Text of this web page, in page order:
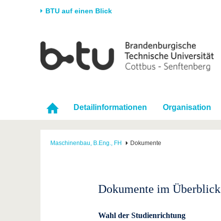
BTU auf einen Blick
Universität
Karriere & Engagement
Partnerschaften &
Strukturwandel
Forschung
Förderung
Wissenschaftlicher
Nachwuchs
Im
Detailinformationen Organisation
Maschinenbau, B.Eng., FH Dokumente
Dokumente im Überblick
Wahl der Studienrichtung